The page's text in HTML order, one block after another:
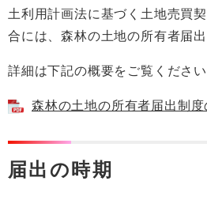
土利用計画法に基づく土地売買
合には、森林の土地の所有者届出
詳細は下記の概要をご覧ください
森林の土地の所有者届出制度
届出の時期